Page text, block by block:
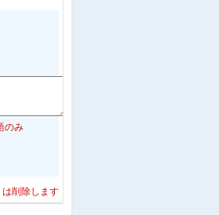
のみ
削除します